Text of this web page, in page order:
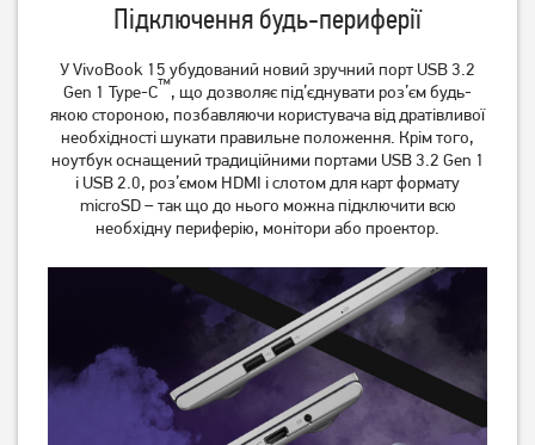
Підключення будь-периферії
У VivoBook 15 убудований новий зручний порт USB 3.2
Gen 1 Type-C™, що дозволяє під’єднувати роз’єм будь-
якою стороною, позбавляючи користувача від дратівливої
необхідності шукати правильне положення. Крім того,
ноутбук оснащений традиційними портами USB 3.2 Gen 1
і USB 2.0, роз’ємом HDMI і слотом для карт формату
microSD – так що до нього можна підключити всю
необхідну периферію, монітори або проектор.